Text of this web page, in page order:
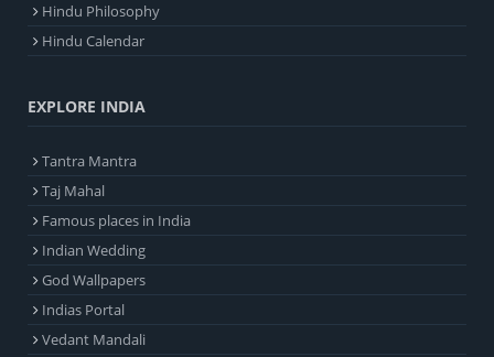
Hindu Philosophy
Hindu Calendar
EXPLORE INDIA
Tantra Mantra
Taj Mahal
Famous places in India
Indian Wedding
God Wallpapers
Indias Portal
Vedant Mandali